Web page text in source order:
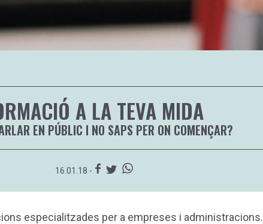
A LA TEVA MIDA
EN PÚBLIC I NO SAPS PER ON COMENÇAR?
16.01.18 -
especialitzades per a empreses i administracions.